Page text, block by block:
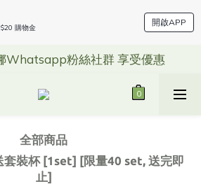
購物金
開啟APP
Whatsapp粉絲社群 享受優惠
全部商品
套裝杯 [1set] [限量40 set, 送完即
止]